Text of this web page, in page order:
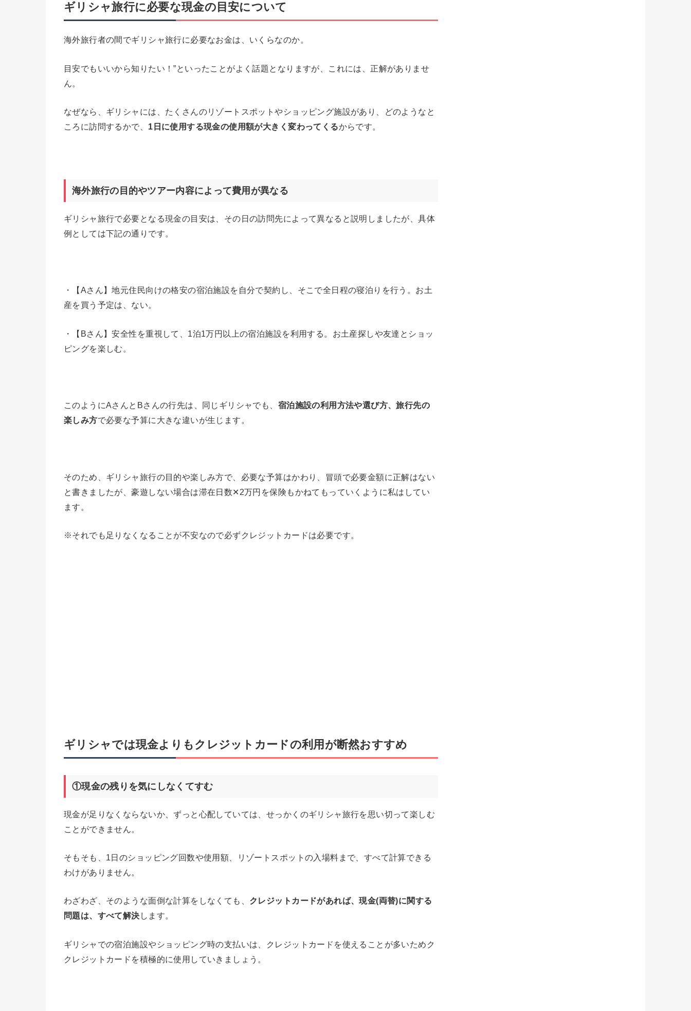
ギリシャ旅行に必要な現金の目安について
海外旅行者の間でギリシャ旅行に必要なお金は、いくらなのか。
目安でもいいから知りたい！”といったことがよく話題となりますが、これには、正解がありませ
ん。
なぜなら、ギリシャには、たくさんのリゾートスポットやショッピング施設があり、どのようなと
ころに訪問するかで、 1 日に使用する現金の使用額が大きく変わってくるからです。
海外旅行の目的やツアー内容によって費用が異なる
ギリシャ旅行で必要となる現金の目安は、その日の訪問先によって異なると説明しましたが、具体
例としては下記の通りです。
・【Aさん】地元住民向けの格安の宿泊施設を自分で契約し、そこで全日程の寝泊りを行う。お土
産を買う予定は、ない。
・【Bさん】安全性を重視して、1泊1万円以上の宿泊施設を利用する。お土産探しや友達とショッ
ピングを楽しむ。
このようにAさんとBさんの行先は、同じギリシャでも、 宿泊施設の利用方法や選び方、旅行先の
楽しみ方で必要な予算に大きな違いが生じます。
そのため、ギリシャ旅行の目的や楽しみ方で、必要な予算はかわり、冒頭で必要金額に正解はない
と書きましたが、豪遊しない場合は滞在日数✕2万円を保険もかねてもっていくように私はしてい
ます。
※それでも足りなくなることが不安なので必ずクレジットカードは必要です。
ギリシャでは現金よりもクレジットカードの利用が断然おすすめ
①現金の残りを気にしなくてすむ
現金が足りなくならないか、ずっと心配していては、せっかくのギリシャ旅行を思い切って楽しむ
ことができません。
そもそも、1日のショッピング回数や使用額、リゾートスポットの入場料まで、すべて計算できる
わけがありません。
わざわざ、そのような面倒な計算をしなくても、 クレジットカードがあれば、現金(両替)に関する
問題は、すべて解決 します。
ギリシャでの宿泊施設やショッピング時の支払いは、クレジットカードを使えることが多いためク
クレジットカードを積極的に使用していきましょう。